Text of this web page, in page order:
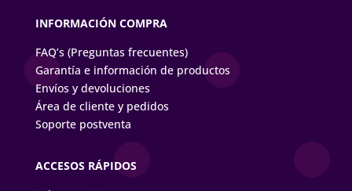
INFORMACIÓN COMPRA
FAQ’s (Preguntas frecuentes)
Garantía e información de productos
Envíos y devoluciones
Área de cliente y pedidos
Soporte postventa
ACCESOS RÁPIDOS